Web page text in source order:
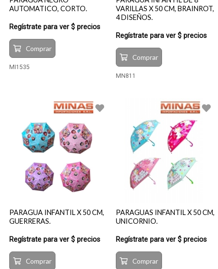
AUTOMATICO, CORTO.
Regístrate para ver $ precios
Comprar
MI1535
VARILLAS X 50 CM, BRAINROT,
4 DISEÑOS.
Regístrate para ver $ precios
Comprar
MN811
PARAGUA INFANTIL X 50 CM,
GUERRERAS.
Regístrate para ver $ precios
Comprar
PARAGUAS INFANTIL X 50 CM,
UNICORNIO.
Regístrate para ver $ precios
Comprar